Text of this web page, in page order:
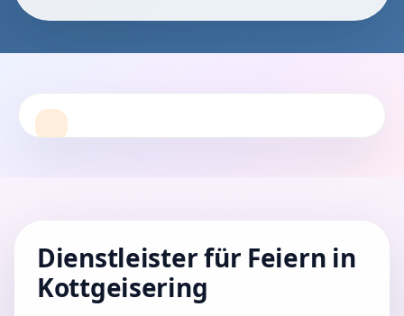
Dienstleister für Feiern in
Kottgeisering